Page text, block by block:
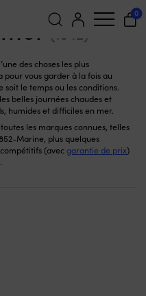
0
(1042)
des choses les plus
pour vous garder à la fois au
soit le temps ou les conditions.
belles journées chaudes et
humides et difficiles en mer.
les marques connues, telles
Marine, plus quelques
(avec garantie de prix)